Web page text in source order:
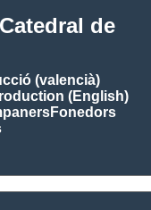
de
(valencià)
(English)
Fonedors